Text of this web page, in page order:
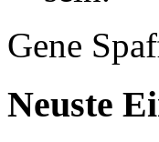
Gene
Neuste